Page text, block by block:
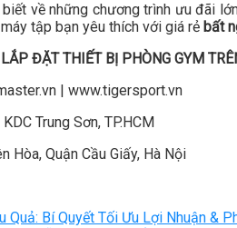
về những chương trình ưu đãi
tập bạn yêu thích với giá rẻ bất
ĐẶT THIẾT BỊ PHÒNG GYM
| www.tigersport.vn
Trung Sơn, TP.HCM
Hòa, Quận Cầu Giấy, Hà Nội
Quả: Bí Quyết Tối Ưu Lợi Nhuận &